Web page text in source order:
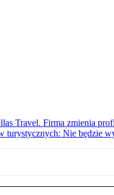
Travel. Firma zmienia
turystycznych: Nie będzie